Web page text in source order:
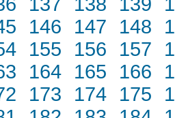
146 147 148
155 156 157
164 165 166
173 174 175